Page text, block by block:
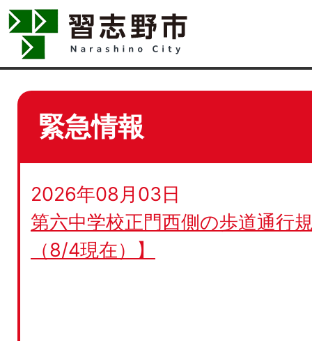
緊急情報
2026年08月03日
第六中学校正門西側の歩道通行
（8/4現在）】